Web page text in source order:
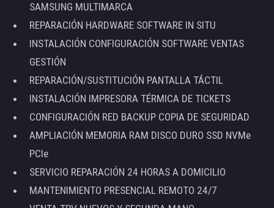
SAMSUNG MULTIMARCA
REPARACIÓN HARDWARE SOFTWARE IN SITU
INSTALACIÓN CONFIGURACIÓN SOFTWARE VENTAS
GESTIÓN
REPARACIÓN/SUSTITUCIÓN PANTALLA TÁCTIL
INSTALACIÓN IMPRESORA TÉRMICA DE TICKETS
CONFIGURACIÓN RED BACKUP COPIA DE SEGURIDAD
AMPLIACIÓN MEMORIA RAM DISCO DURO SSD NVMe
PCIe
SERVICIO REPARACIÓN 24 HORAS A DOMICILIO
MANTENIMIENTO PRESENCIAL REMOTO 24/7